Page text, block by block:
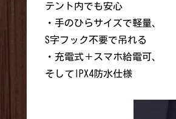
テント内でも安心
・手のひらサイズで軽量、
S字フック不要で吊れる
・充電式＋スマホ給電可、
そしてIPX4防水仕様